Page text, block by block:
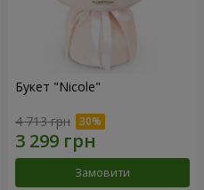
Букет "Nicole"
4 713 грн
Замовити